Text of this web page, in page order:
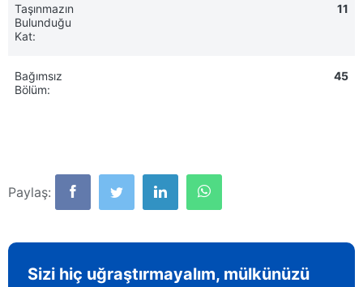
Taşınmazın
Bulunduğu
Kat:
11
Bağımsız
Bölüm:
45
Paylaş:
Sizi hiç uğraştırmayalım, mülkünüzü